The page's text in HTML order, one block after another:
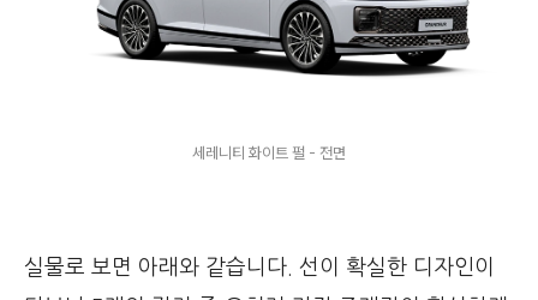
세레니티 화이트 펄 - 전면
실물로 보면 아래와 같습니다. 선이 확실한 디자인이